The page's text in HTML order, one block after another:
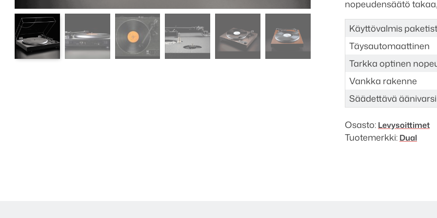
nopeudensäätö
Käyttövalmis
Täysautomaattinen
Tarkka optinen
Vankka rakenne
Säädettävä äänivarsi
Osasto: Levysoittimet
Tuotemerkki: Dual